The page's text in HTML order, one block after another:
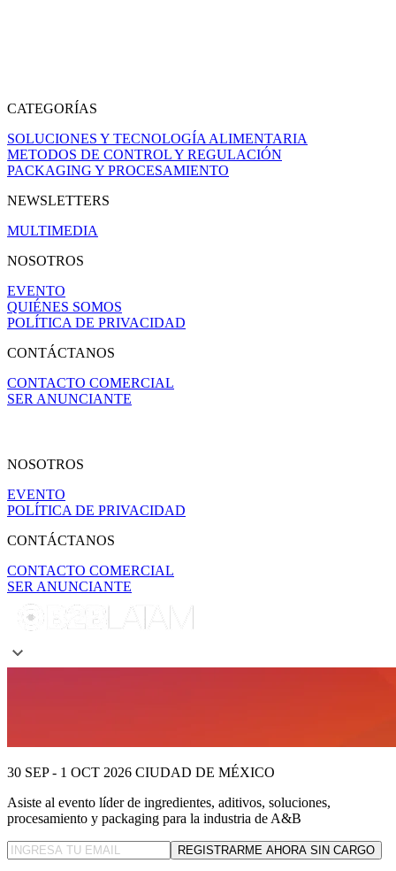
CATEGORÍAS
SOLUCIONES Y TECNOLOGÍA ALIMENTARIA
METODOS DE CONTROL Y REGULACIÓN
PACKAGING Y PROCESAMIENTO
NEWSLETTERS
MULTIMEDIA
NOSOTROS
EVENTO
QUIÉNES SOMOS
POLÍTICA DE PRIVACIDAD
CONTÁCTANOS
CONTACTO COMERCIAL
SER ANUNCIANTE
NOSOTROS
EVENTO
POLÍTICA DE PRIVACIDAD
CONTÁCTANOS
CONTACTO COMERCIAL
SER ANUNCIANTE
30 SEP - 1 OCT 2026 CIUDAD DE MÉXICO
Asiste al evento líderde ingredientes, aditivos, soluciones,
procesamiento y packaging para la industria de A&B
REGISTRARME AHORA SIN CARGO